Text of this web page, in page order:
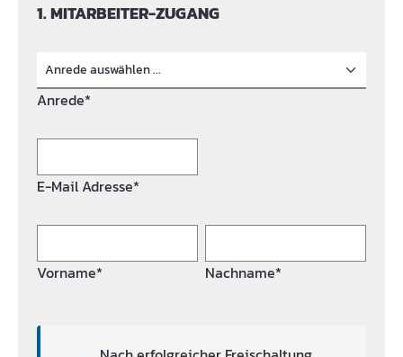
1. MITARBEITER-ZUGANG
Anrede*
E-Mail Adresse*
Vorname* Nachname*